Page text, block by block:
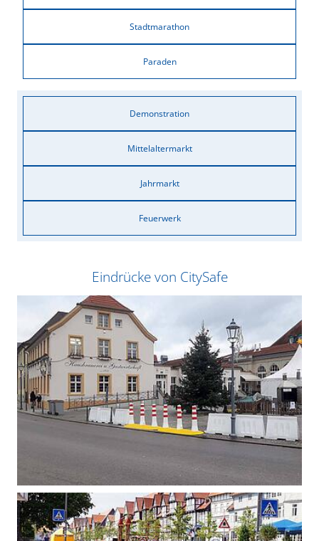
Stadtmarathon
Paraden
Demonstration
Mittelaltermarkt
Jahrmarkt
Feuerwerk
Eindrücke von CitySafe